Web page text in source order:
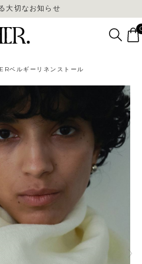
大切なお知らせ
大切なお知らせ
ベルギーリネンストール